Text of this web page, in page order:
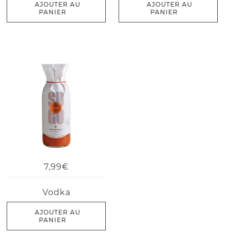
AJOUTER AU
PANIER
AJOUTER AU
PANIER
7,99€
Vodka
AJOUTER AU
PANIER